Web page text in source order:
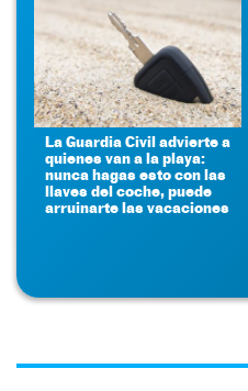
La Guardia Civil advierte a
quienes van a la playa:
nunca hagas esto con las
llaves del coche, puede
arruinarte las vacaciones